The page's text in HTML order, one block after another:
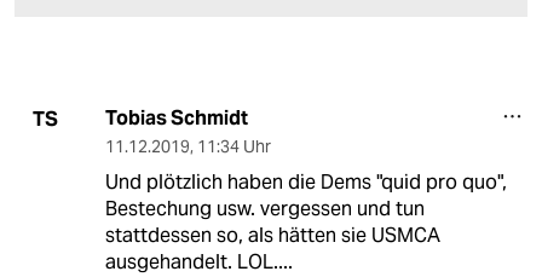
TS Tobias Schmidt
11.12.2019, 11:34 Uhr
Und plötzlich haben die Dems "quid pro quo",
Bestechung usw. vergessen und tun
stattdessen so, als hätten sie USMCA
ausgehandelt. LOL....